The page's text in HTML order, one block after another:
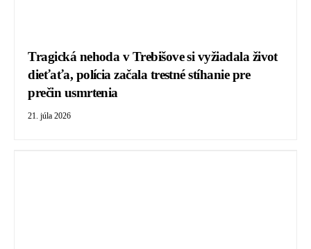
Tragická nehoda v Trebišove si vyžiadala život
dieťaťa, polícia začala trestné stíhanie pre
prečin usmrtenia
21. júla 2026